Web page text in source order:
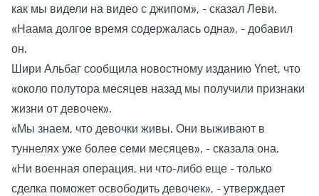
как мы видели на видео с джипом», - сказал Леви.
«Наама долгое время содержалась одна», - добавил
он.
Шири Альбаг сообщила новостному изданию Ynet, что
«около полутора месяцев назад мы получили признаки
жизни от девочек».
«Мы знаем, что девочки живы. Они выживают в
туннелях уже более семи месяцев», - сказала она.
«Ни военная операция, ни что-либо еще - только
сделка поможет освободить девочек», - утверждает